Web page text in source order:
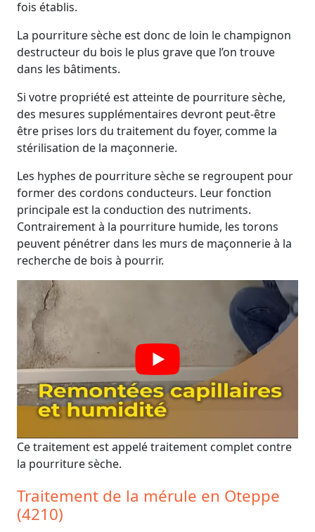
fois établis.
La pourriture sèche est donc de loin le champignon
destructeur du bois le plus grave que l’on trouve
dans les bâtiments.
Si votre propriété est atteinte de pourriture sèche,
des mesures supplémentaires devront peut-être
être prises lors du traitement du foyer, comme la
stérilisation de la maçonnerie.
Les hyphes de pourriture sèche se regroupent pour
former des cordons conducteurs. Leur fonction
principale est la conduction des nutriments.
Contrairement à la pourriture humide, les torons
peuvent pénétrer dans les murs de maçonnerie à la
recherche de bois à pourrir.
Ce traitement est appelé traitement complet contre
la pourriture sèche.
Traitement de la mérule en Oteppe
(4210)